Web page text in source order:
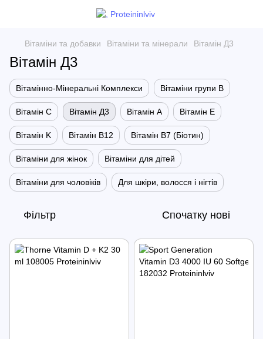
Вітаміни та добавки Вітаміни та мінерали Вітамін Д3
Вітамін Д3
Вітамінно-Мінеральні Комплекси Вітаміни групи B
Вітамін С Вітамін Д3 Вітамін А Вітамін Е
Вітамін K Вітамін В12 Вітамін В7 (Біотин)
Вітаміни для жінок Вітаміни для дітей
Вітаміни для чоловіків Для шкіри, волосся і нігтів
Фільтр Спочатку нові